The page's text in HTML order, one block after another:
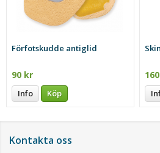
Förfotskudde antiglid
90 kr
Info Köp
Kontakta oss